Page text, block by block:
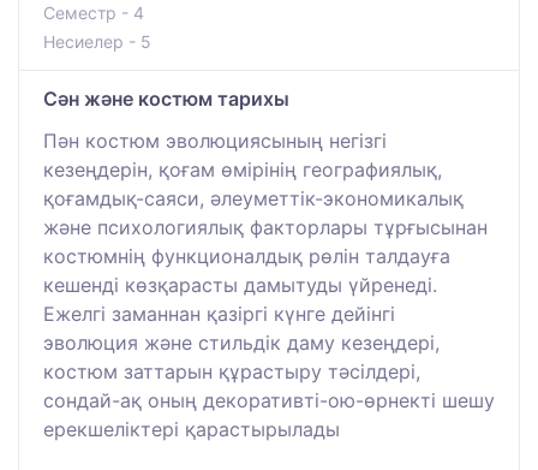
Семестр - 4
Несиелер - 5
Сән және костюм тарихы
Пән костюм эволюциясының негізгі
кезеңдерін, қоғам өмірінің географиялық,
қоғамдық-саяси, әлеуметтік-экономикалық
және психологиялық факторлары тұрғысынан
костюмнің функционалдық рөлін талдауға
кешенді көзқарасты дамытуды үйренеді.
Ежелгі заманнан қазіргі күнге дейінгі
эволюция және стильдік даму кезеңдері,
костюм заттарын құрастыру тәсілдері,
сондай-ақ оның декоративті-ою-өрнекті шешу
ерекшеліктері қарастырылады